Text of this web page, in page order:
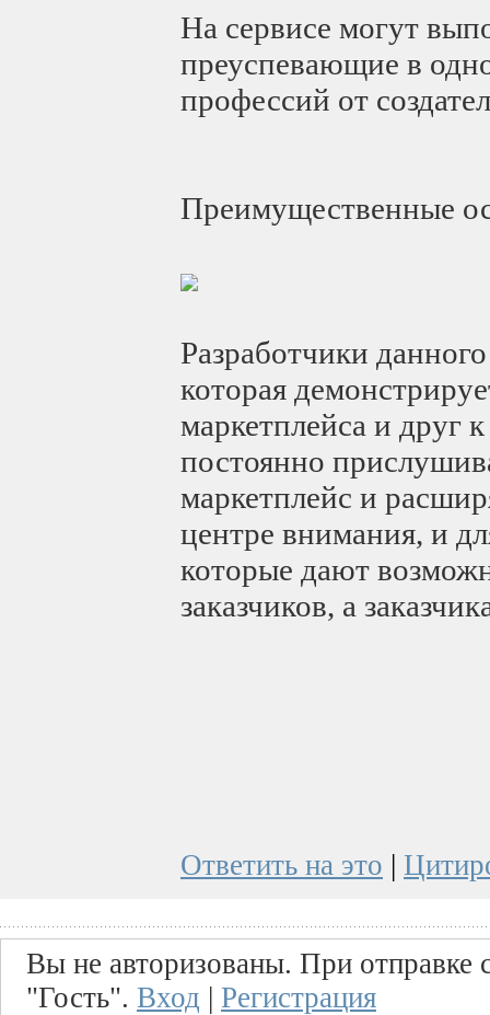
На сервисе могут
преуспевающие в
профессий от
Преимущественные
Разработчики
которая
маркетплейса и друг
постоянно
маркетплейс и
центре внимания, и
которые дают
заказчиков, а
Ответить на это |
Вы не авторизованы. При отправке
"Гость". Вход | Регистрация